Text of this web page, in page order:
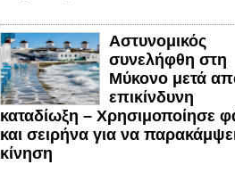
Αστυνομικός
συνελήφθη στη
Μύκονο μετά
επικίνδυνη
καταδίωξη – Χρησιμοποίησε
και σειρήνα για να
κίνηση